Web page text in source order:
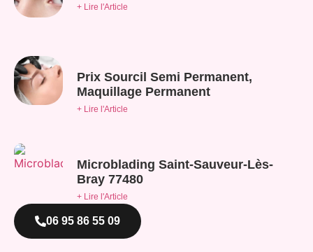
+ Lire l'Article
Prix Sourcil Semi Permanent,
Maquillage Permanent
+ Lire l'Article
Microblading Saint-Sauveur-Lès-
Bray 77480
+ Lire l'Article
06 95 86 55 09